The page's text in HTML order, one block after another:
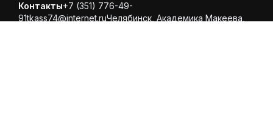
Контакты+7 (351) 776-49-
91tkass74@internet.ruЧелябинск, ​Академика Макеева,